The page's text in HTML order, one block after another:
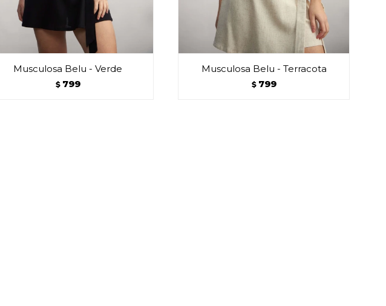
Musculosa Belu - Verde
$ 799
Musculosa Belu - Terracota
$ 799